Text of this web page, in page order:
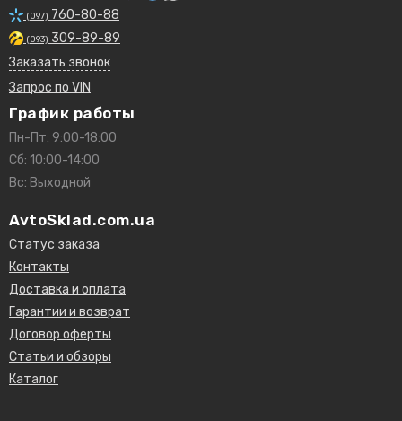
(097) 760-80-88
(093) 309-89-89
Заказать звонок
Запрос по VIN
График работы
Пн-Пт: 9:00-18:00
Сб: 10:00-14:00
Вс: Выходной
AvtoSklad.com.ua
Статус заказа
Контакты
Доставка и оплата
Гарантии и возврат
Договор оферты
Статьи и обзоры
Каталог